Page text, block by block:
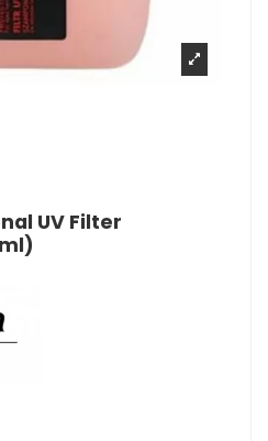
UV Filter